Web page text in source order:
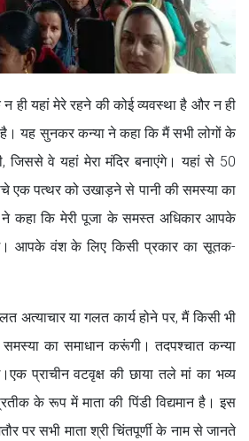
ही यहां मेरे रहने की कोई व्यवस्था है और न ही
है। यह सुनकर कन्या ने कहा कि मैं सभी लोगों के
जिससे वे यहां मेरा मंदिर बनाएंगे। यहां से 50
एक पत्थर को उखाड़ने से पानी की समस्या का
ने कहा कि मेरी पूजा के समस्त अधिकार आपके
आपके वंश के लिए किसी प्रकार का सूतक-
अत्याचार या गलत कार्य होने पर, मैं किसी भी
का समाधान करूंगी। तदपश्चात कन्या
प्राचीन वटवृक्ष की छाया तले मां का भव्य
के रूप में माता की पिंडी विद्यमान है। इस
पर सभी माता श्री चिंतपूर्णी के नाम से जानते